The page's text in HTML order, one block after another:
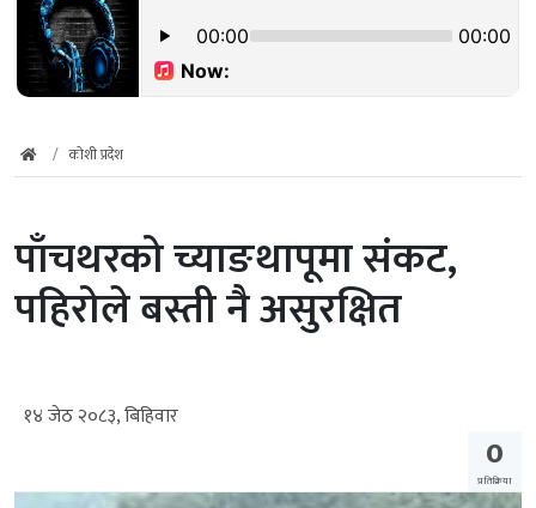
कोशी प्रदेश
पाँचथरको च्याङथापूमा संकट,
पहिरोले बस्ती नै असुरक्षित
१४ जेठ २०८३, बिहिवार
0
प्रतिक्रिया